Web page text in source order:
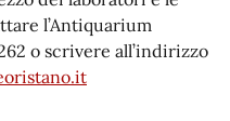
l’Antiquarium
o scrivere all’indirizzo